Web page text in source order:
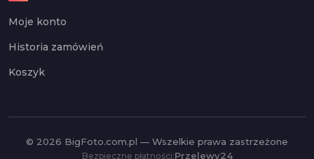
Moje konto
Historia zamówień
Koszyk
© 2026 BigFoto.com.pl — Wszelkie prawa zastrzeżone
Bezpieczne płatności:Przelewy24